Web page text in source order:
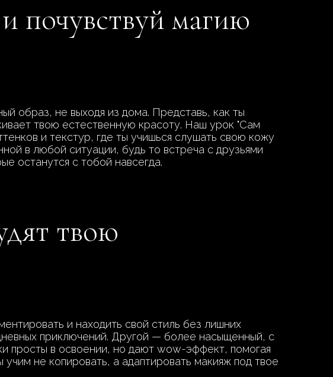
почувствуй магию
образ, не выходя из дома. Представь, как ты
твою естественную красоту. Наш урок "Сам
и текстур, где ты учишься слушать свою кожу
в любой ситуации, будь то встреча с друзьями
останутся с тобой навсегда.
твою
и находить свой стиль без лишних
приключений. Другой — более насыщенный, с
просты в освоении, но дают wow-эффект, помогая
не копировать, а адаптировать макияж под твое